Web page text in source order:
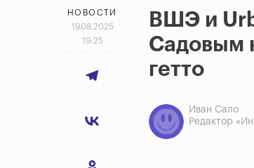
НОВОСТИ
19.08.2025
19:25
ВШЭ и
Садовым
гетто
Иван Сало
Редактор